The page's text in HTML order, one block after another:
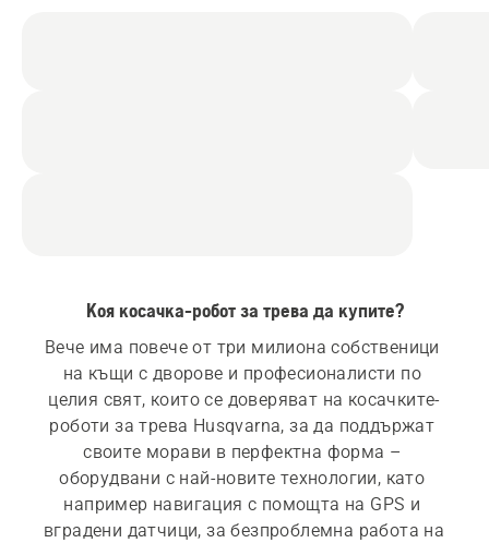
Коя косачка-робот за трева да купите?
Вече има повече от три милиона собственици
на къщи с дворове и професионалисти по
целия свят, които се доверяват на косачките-
роботи за трева Husqvarna, за да поддържат
своите морави в перфектна форма –
оборудвани с най-новите технологии, като
например навигация с помощта на GPS и
вградени датчици, за безпроблемна работа на